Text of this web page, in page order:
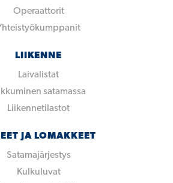
Operaattorit
LIIKENNE
Laivalistat
satamassa
Liikennetilastot
JA LOMAKKEET
Satamajärjestys
Kulkuluvat